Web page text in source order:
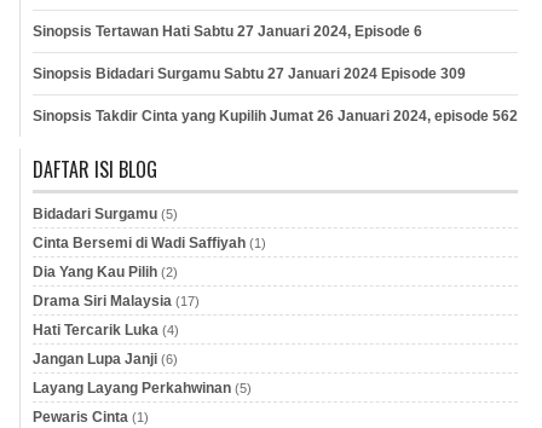
Sinopsis Tertawan Hati Sabtu 27 Januari 2024, Episode 6
Sinopsis Bidadari Surgamu Sabtu 27 Januari 2024 Episode 309
Sinopsis Takdir Cinta yang Kupilih Jumat 26 Januari 2024, episode 562
DAFTAR ISI BLOG
Bidadari Surgamu (5)
Cinta Bersemi di Wadi Saffiyah (1)
Dia Yang Kau Pilih (2)
Drama Siri Malaysia (17)
Hati Tercarik Luka (4)
Jangan Lupa Janji (6)
Layang Layang Perkahwinan (5)
Pewaris Cinta (1)